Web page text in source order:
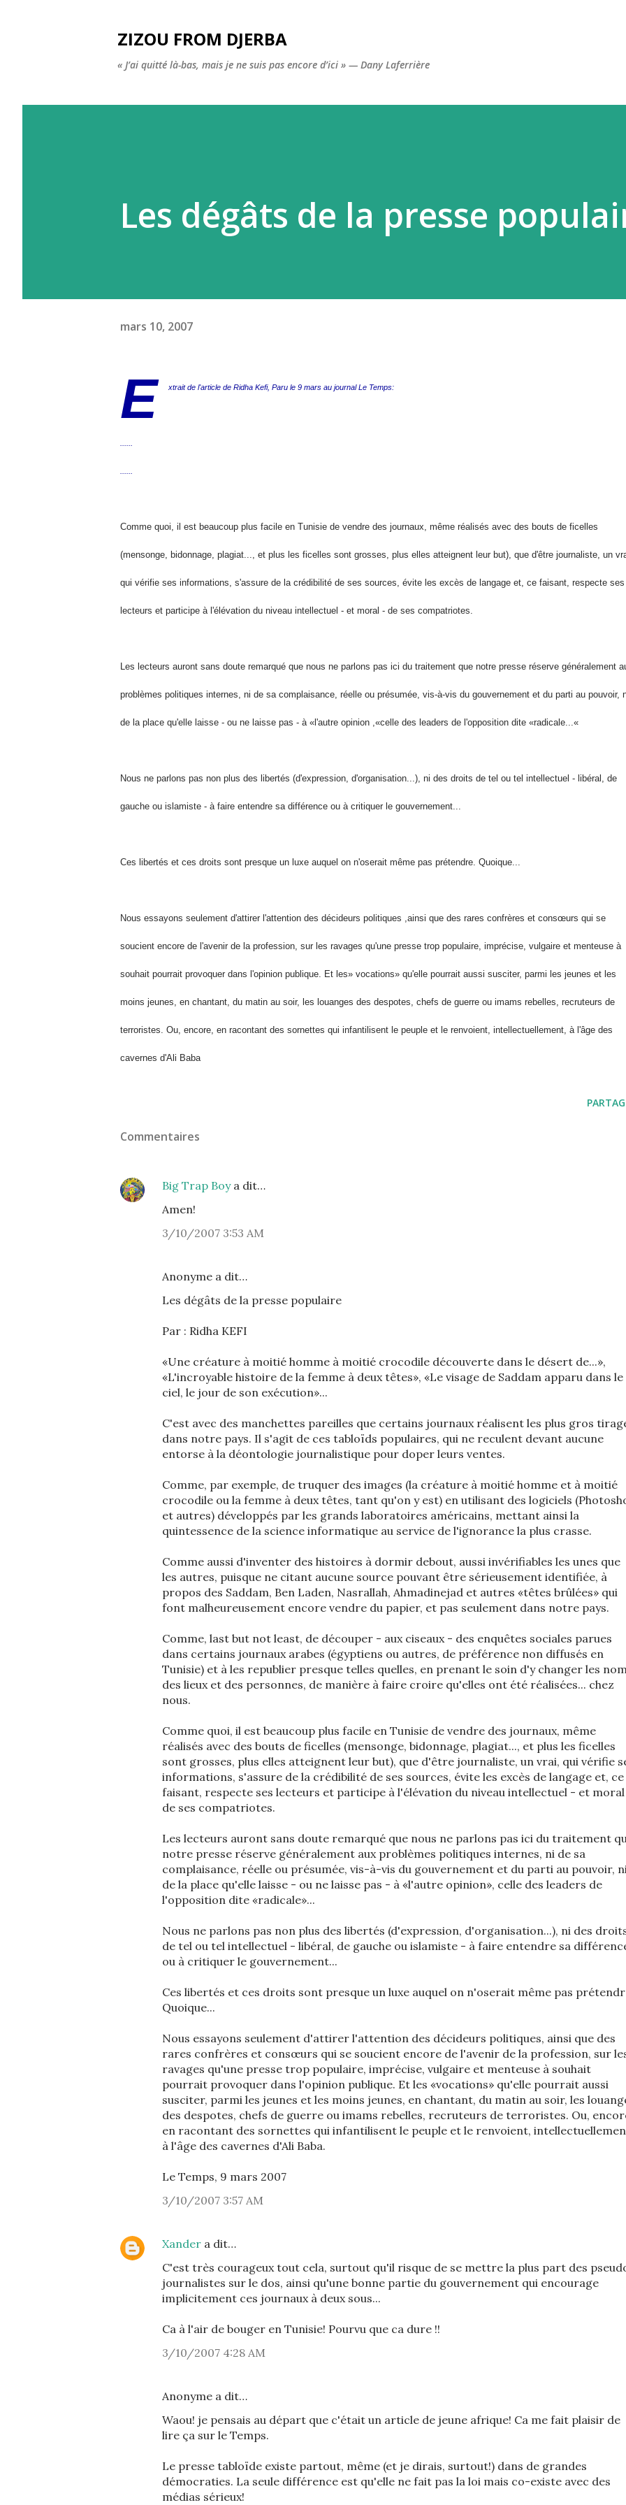
ZIZOU FROM DJERBA
« J’ai quitté là-bas, mais je ne suis pas encore d’ici » — Dany Laferrière
Les dégâts de la presse
mars 10, 2007
E xtrait de l'article de Ridha Kefi, Paru le 9 mars au journal Le Temps:
Comme quoi, il est beaucoup plus facile en Tunisie de vendre des journaux, même réalisés avec des bouts de ficelles
(mensonge, bidonnage, plagiat..., et plus les ficelles sont grosses, plus elles atteignent leur but), que d'être journaliste, un
qui vérifie ses informations, s'assure de la crédibilité de ses sources, évite les excès de langage et, ce faisant, respecte ses
lecteurs et participe à l'élévation du niveau intellectuel - et moral - de ses compatriotes.
Les lecteurs auront sans doute remarqué que nous ne parlons pas ici du traitement que notre presse réserve généralement
problèmes politiques internes, ni de sa complaisance, réelle ou présumée, vis-à-vis du gouvernement et du parti au pouvoir,
de la place qu'elle laisse - ou ne laisse pas - à «l'autre opinion »,celle des leaders de l'opposition dite «radicale»...
Nous ne parlons pas non plus des libertés (d'expression, d'organisation...), ni des droits de tel ou tel intellectuel - libéral, de
gauche ou islamiste - à faire entendre sa différence ou à critiquer le gouvernement...
Ces libertés et ces droits sont presque un luxe auquel on n'oserait même pas prétendre. Quoique...
Nous essayons seulement d'attirer l'attention des décideurs politiques ,ainsi que des rares confrères et consœurs qui se
soucient encore de l'avenir de la profession, sur les ravages qu'une presse trop populaire, imprécise, vulgaire et menteuse à
souhait pourrait provoquer dans l'opinion publique. Et les« vocations» qu'elle pourrait aussi susciter, parmi les jeunes et les
moins jeunes, en chantant, du matin au soir, les louanges des despotes, chefs de guerre ou imams rebelles, recruteurs de
terroristes. Ou, encore, en racontant des sornettes qui infantilisent le peuple et le renvoient, intellectuellement, à l'âge des
cavernes d'Ali Baba
Commentaires
Big Trap Boya dit…
Amen!
3/10/2007 3:53 AM
Anonyme a dit…
Les dégâts de la presse populaire
Par : Ridha KEFI
«Une créature à moitié homme à moitié crocodile découverte dans le désert de...»,
«L'incroyable histoire de la femme à deux têtes», «Le visage de Saddam apparu dans le
ciel, le jour de son exécution»...
C'est avec des manchettes pareilles que certains journaux réalisent les plus gros
dans notre pays. Il s'agit de ces tabloïds populaires, qui ne reculent devant aucune
entorse à la déontologie journalistique pour doper leurs ventes.
Comme, par exemple, de truquer des images (la créature à moitié homme et à moitié
crocodile ou la femme à deux têtes, tant qu'on y est) en utilisant des logiciels
et autres) développés par les grands laboratoires américains, mettant ainsi la
quintessence de la science informatique au service de l'ignorance la plus crasse.
Comme aussi d'inventer des histoires à dormir debout, aussi invérifiables les unes que
les autres, puisque ne citant aucune source pouvant être sérieusement identifiée, à
propos des Saddam, Ben Laden, Nasrallah, Ahmadinejad et autres «têtes brûlées» qui
font malheureusement encore vendre du papier, et pas seulement dans notre pays.
Comme, last but not least, de découper - aux ciseaux - des enquêtes sociales parues
dans certains journaux arabes (égyptiens ou autres, de préférence non diffusés en
Tunisie) et à les republier presque telles quelles, en prenant le soin d'y changer les
des lieux et des personnes, de manière à faire croire qu'elles ont été réalisées... chez
nous.
Comme quoi, il est beaucoup plus facile en Tunisie de vendre des journaux, même
réalisés avec des bouts de ficelles (mensonge, bidonnage, plagiat..., et plus les ficelles
sont grosses, plus elles atteignent leur but), que d'être journaliste, un vrai, qui vérifie
informations, s'assure de la crédibilité de ses sources, évite les excès de langage et, ce
faisant, respecte ses lecteurs et participe à l'élévation du niveau intellectuel - et
de ses compatriotes.
Les lecteurs auront sans doute remarqué que nous ne parlons pas ici du traitement
notre presse réserve généralement aux problèmes politiques internes, ni de sa
complaisance, réelle ou présumée, vis-à-vis du gouvernement et du parti au pouvoir,
de la place qu'elle laisse - ou ne laisse pas - à «l'autre opinion», celle des leaders de
l'opposition dite «radicale»...
Nous ne parlons pas non plus des libertés (d'expression, d'organisation...), ni des
de tel ou tel intellectuel - libéral, de gauche ou islamiste - à faire entendre sa
ou à critiquer le gouvernement...
Ces libertés et ces droits sont presque un luxe auquel on n'oserait même pas
Quoique...
Nous essayons seulement d'attirer l'attention des décideurs politiques, ainsi que des
rares confrères et consœurs qui se soucient encore de l'avenir de la profession, sur
ravages qu'une presse trop populaire, imprécise, vulgaire et menteuse à souhait
pourrait provoquer dans l'opinion publique. Et les «vocations» qu'elle pourrait aussi
susciter, parmi les jeunes et les moins jeunes, en chantant, du matin au soir, les
des despotes, chefs de guerre ou imams rebelles, recruteurs de terroristes. Ou,
en racontant des sornettes qui infantilisent le peuple et le renvoient,
à l'âge des cavernes d'Ali Baba.
Le Temps, 9 mars 2007
3/10/2007 3:57 AM
Xander a dit…
C'est très courageux tout cela, surtout qu'il risque de se mettre la plus part des
journalistes sur le dos, ainsi qu'une bonne partie du gouvernement qui encourage
implicitement ces journaux à deux sous...
Ca à l'air de bouger en Tunisie! Pourvu que ca dure !!
3/10/2007 4:28 AM
Anonyme a dit…
Waou! je pensais au départ que c'était un article de jeune afrique! Ca me fait plaisir de
lire ça sur le Temps.
Le presse tabloïde existe partout, même (et je dirais, surtout!) dans de grandes
démocraties. La seule différence est qu'elle ne fait pas la loi mais co-existe avec des
médias sérieux!